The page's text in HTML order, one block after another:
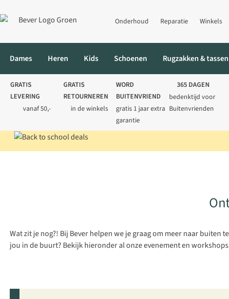
Onderhoud Reparatie Winkels
Dames Heren Kids Schoenen Rugzakken & tassen
GRATIS
LEVERING
vanaf 50,-
GRATIS
RETOURNEREN
in de winkels
WORD
BUITENVRIEND
gratis 1 jaar extra
garantie
365 DAGEN
bedenktijd voor
Buitenvrienden
Wat zit je nog?! Bij Bever helpen we je graag om meer naar
jou in de buurt? Bekijk hieronder al onze evenement en